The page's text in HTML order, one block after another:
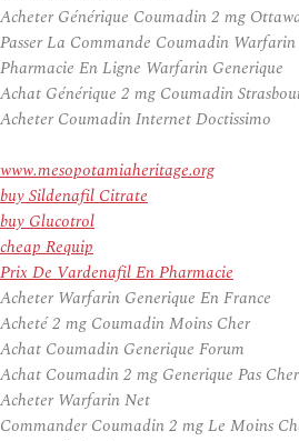
Acheter Générique Coumadin 2 mg
Passer La Commande Coumadin Warfarin
Pharmacie En Ligne Warfarin Generique
Achat Générique 2 mg Coumadin
Acheter Coumadin Internet Doctissimo
www.mesopotamiaheritage.org
buy Sildenafil Citrate
buy Glucotrol
cheap Requip
Prix De Vardenafil En Pharmacie
Acheter Warfarin Generique En France
Acheté 2 mg Coumadin Moins Cher
Achat Coumadin Generique Forum
Achat Coumadin 2 mg Generique Pas Cher
Acheter Warfarin Net
Commander Coumadin 2 mg Le Moins